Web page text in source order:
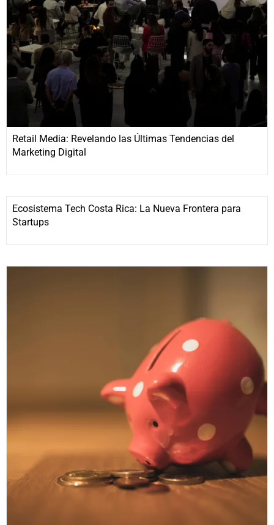
Retail Media: Revelando las Últimas Tendencias del
Marketing Digital
Ecosistema Tech Costa Rica: La Nueva Frontera para
Startups